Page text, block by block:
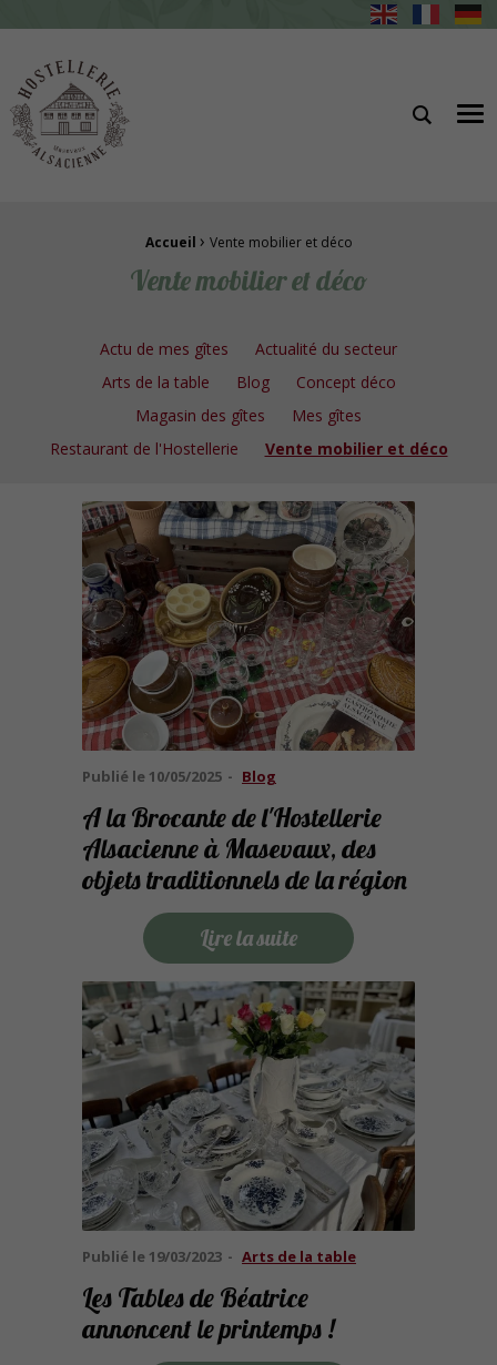
Hostellerie Alsacienne Gîtes et restaurant à Masevaux
Accueil › Vente mobilier et déco
Vente mobilier et déco
Actu de mes gîtes
Actualité du secteur
Arts de la table
Blog
Concept déco
Magasin des gîtes
Mes gîtes
Restaurant de l'Hostellerie
Vente mobilier et déco
Publié le 10/05/2025 Blog
A la Brocante de l'Hostellerie
Alsacienne à Masevaux, des
objets traditionnels de la région
Lire la suite
Publié le 19/03/2023 Arts de la table
Les Tables de Béatrice
annoncent le printemps !